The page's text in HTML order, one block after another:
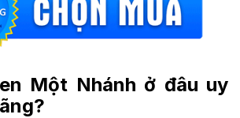
Một Nhánh ở đâu uy